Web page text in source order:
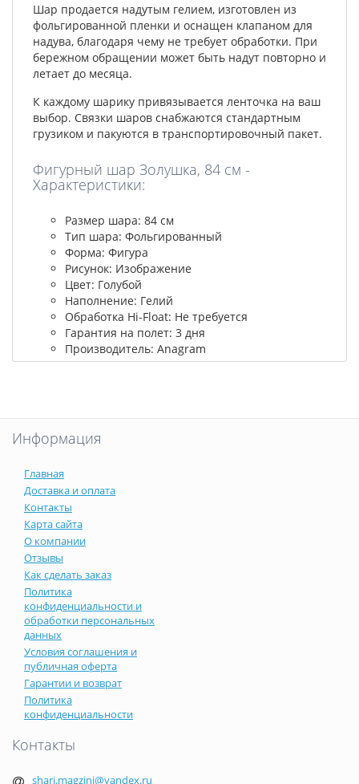
Шар продается надутым гелием, изготовлен из
фольгированной пленки и оснащен клапаном для
надува, благодаря чему не требует обработки. При
бережном обращении может быть надут повторно и
летает до месяца.
К каждому шарику привязывается ленточка на ваш
выбор. Связки шаров снабжаются стандартным
грузиком и пакуются в транспортировочный пакет.
Фигурный шар Золушка, 84 см -
Характеристики:
Размер шара: 84 см
Тип шара: Фольгированный
Форма: Фигура
Рисунок: Изображение
Цвет: Голубой
Наполнение: Гелий
Обработка Hi-Float: Не требуется
Гарантия на полет: 3 дня
Производитель: Anagram
Информация
Главная
Доставка и оплата
Контакты
Карта сайта
О компании
Отзывы
Как сделать заказ
Политика
конфиденциальности и
обработки персональных
данных
Условия соглашения и
публичная оферта
Гарантии и возврат
Политика
конфиденциальности
Контакты
shari.magzini@yandex.ru